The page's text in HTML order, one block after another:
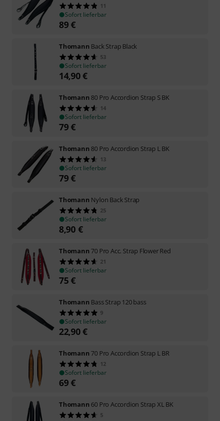
11
Sofort lieferbar
89€
Thomann Back Strap Black
53
Sofort lieferbar
14,90€
Thomann 80 Pro Accordion Strap S BK
14
Sofort lieferbar
79€
Thomann 80 Pro Accordion Strap L BK
13
Sofort lieferbar
79€
Thomann Nylon Back Strap
25
Sofort lieferbar
8,90 €
Thomann70 Pro Acc. Strap Flower Red
21
Sofort lieferbar
75€
Thomann Bass Strap 120 bass
9
Sofort lieferbar
22,90€
Thomann70 Pro Accordion Strap L BR
12
Sofort lieferbar
69€
Thomann 60 Pro Accordion Strap XL BK
5